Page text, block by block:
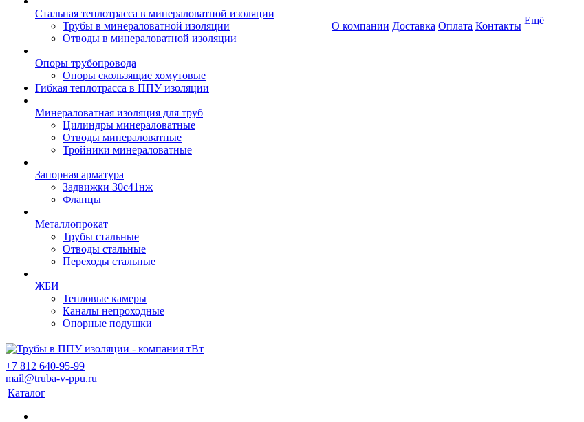
Стальная теплотрасса в минераловатной изоляции
Трубы в минераловатной изоляции
Отводы в минераловатной изоляции
Опоры трубопровода
Опоры скользящие хомутовые
Гибкая теплотрасса в ППУ изоляции
Минераловатная изоляция для труб
Цилиндры минераловатные
Отводы минераловатные
Тройники минераловатные
Запорная арматура
Задвижки 30с41нж
Фланцы
Металлопрокат
Трубы стальные
Отводы стальные
Переходы стальные
ЖБИ
Тепловые камеры
Каналы непроходные
Опорные подушки
О компании Доставка Оплата Контакты Ещё
+7 812 640-95-99
mail@truba-v-ppu.ru
Каталог